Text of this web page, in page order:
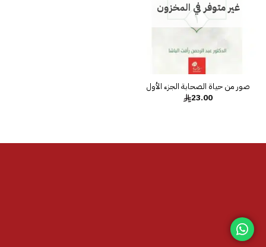
غير متوفر في المخزون
صور من حياة الصحابة الجزء الأول
23.00